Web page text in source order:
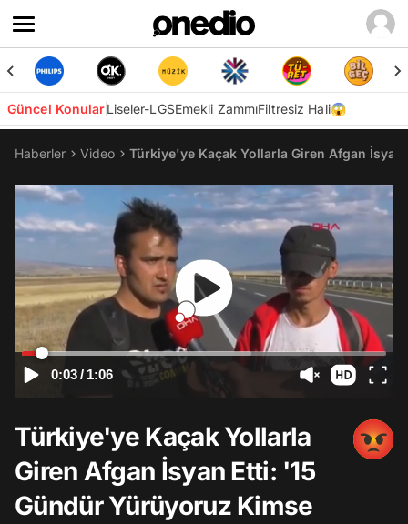
Güncel KonularLiseler-LGSEmekli ZammıFiltresiz Hali😱
Haberler Video Türkiye'ye Kaçak Yollarla Giren Afgan İsyan
0:03/ 1:06
Türkiye'ye Kaçak Yollarla
Giren Afgan İsyan Etti: '15
Gündür Yürüyoruz Kimse